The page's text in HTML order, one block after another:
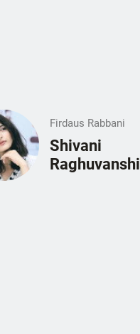
Firdaus Rabbani
Shivani
Raghuvanshi